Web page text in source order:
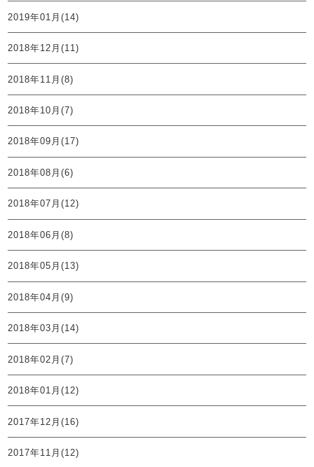
2019年01月(14)
2018年12月(11)
2018年11月(8)
2018年10月(7)
2018年09月(17)
2018年08月(6)
2018年07月(12)
2018年06月(8)
2018年05月(13)
2018年04月(9)
2018年03月(14)
2018年02月(7)
2018年01月(12)
2017年12月(16)
2017年11月(12)